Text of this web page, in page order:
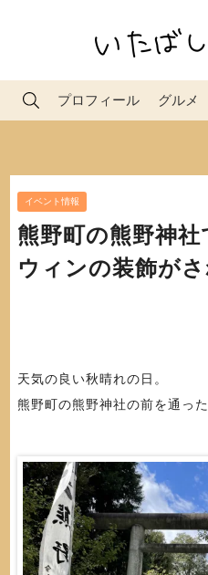
プロフィール グルメ
イベント情報
熊野町の熊野神
ウィンの装飾がさ
天気の良い秋晴れの日。
熊野町の熊野神社の前を通った